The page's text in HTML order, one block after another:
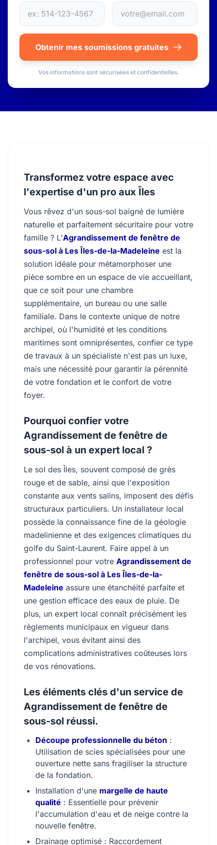
Obtenir mes soumissions gratuites
Vos informations sont sécurisées et confidentielles.
Transformez votre espace avec
l'expertise d'un pro aux Îles
Vous rêvez d'un sous-sol baigné de lumière
naturelle et parfaitement sécuritaire pour votre
famille ? L'Agrandissement de fenêtre de
sous-sol à Les Îles-de-la-Madeleine est la
solution idéale pour métamorphoser une
pièce sombre en un espace de vie accueillant,
que ce soit pour une chambre
supplémentaire, un bureau ou une salle
familiale. Dans le contexte unique de notre
archipel, où l'humidité et les conditions
maritimes sont omniprésentes, confier ce type
de travaux à un spécialiste n'est pas un luxe,
mais une nécessité pour garantir la pérennité
de votre fondation et le confort de votre
foyer.
Pourquoi confier votre
Agrandissement de fenêtre de
sous-sol à un expert local ?
Le sol des Îles, souvent composé de grès
rouge et de sable, ainsi que l'exposition
constante aux vents salins, imposent des défis
structuraux particuliers. Un installateur local
possède la connaissance fine de la géologie
madelinienne et des exigences climatiques du
golfe du Saint-Laurent. Faire appel à un
professionnel pour votre Agrandissement de
fenêtre de sous-sol à Les Îles-de-la-
Madeleine assure une étanchéité parfaite et
une gestion efficace des eaux de pluie. De
plus, un expert local connaît précisément les
règlements municipaux en vigueur dans
l'archipel, vous évitant ainsi des
complications administratives coûteuses lors
de vos rénovations.
Les éléments clés d'un service de
Agrandissement de fenêtre de
sous-sol réussi.
Découpe professionnelle du béton :
Utilisation de scies spécialisées pour une
ouverture nette sans fragiliser la structure
de la fondation.
Installation d'une margelle de haute
qualité : Essentielle pour prévenir
l'accumulation d'eau et de neige contre la
nouvelle fenêtre.
Drainage optimisé : Raccordement